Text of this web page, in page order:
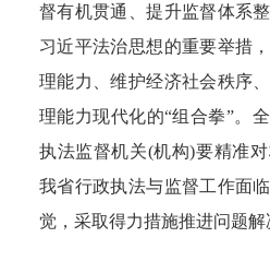
督有机贯通、提升监督体系
习近平法治思想的重要举措
理能力、维护经济社会秩序
理能力现代化的“组合拳”。
执法监督机关(机构)要精准
我省行政执法与监督工作面
觉，采取得力措施推进问题解